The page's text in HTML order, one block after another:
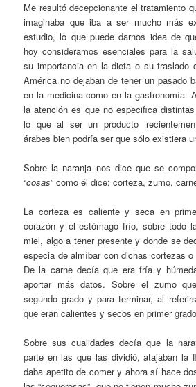
Me resultó decepcionante el tratamiento
imaginaba que iba a ser mucho más
estudio, lo que puede darnos idea de
hoy consideramos esenciales para la
su importancia en la dieta o su traslado
América no dejaban de tener un pasado
en la medicina como en la gastronomía.
la atención es que no especifica
lo que al ser un producto
árabes bien podría ser que sólo existiera
Sobre la naranja nos dice que se
“cosas” como él dice: corteza, zumo,
La corteza es caliente y seca en
corazón y el estómago frío, sobre todo
miel, algo a tener presente y donde se
especia de almíbar con dichas cortezas
De la carne decía que era fría y
aportar más datos. Sobre el zumo
segundo grado y para terminar, al
que eran calientes y secos en primer
Sobre sus cualidades decía que la
parte en las que las dividió, atajaban la
daba apetito de comer y ahora sí hace